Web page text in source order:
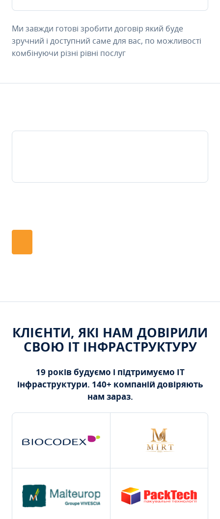
Ми завжди готові зробити договір який буде
зручний і доступний саме для вас, по можливості
комбінуючи різні рівні послуг
КЛІЄНТИ, ЯКІ НАМ ДОВІРИЛИ
СВОЮ ІТ ІНФРАСТРУКТУРУ
19 років будуємо і підтримуємо ІТ
інфраструктури. 140+ компаній довіряють
нам зараз.